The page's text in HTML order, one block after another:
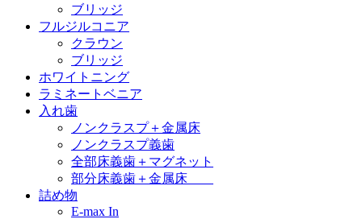
ブリッジ
フルジルコニア
クラウン
ブリッジ
ホワイトニング
ラミネートベニア
入れ歯
ノンクラスプ＋金属床
ノンクラスプ義歯
全部床義歯＋マグネット
部分床義歯＋金属床
詰め物
E-max In